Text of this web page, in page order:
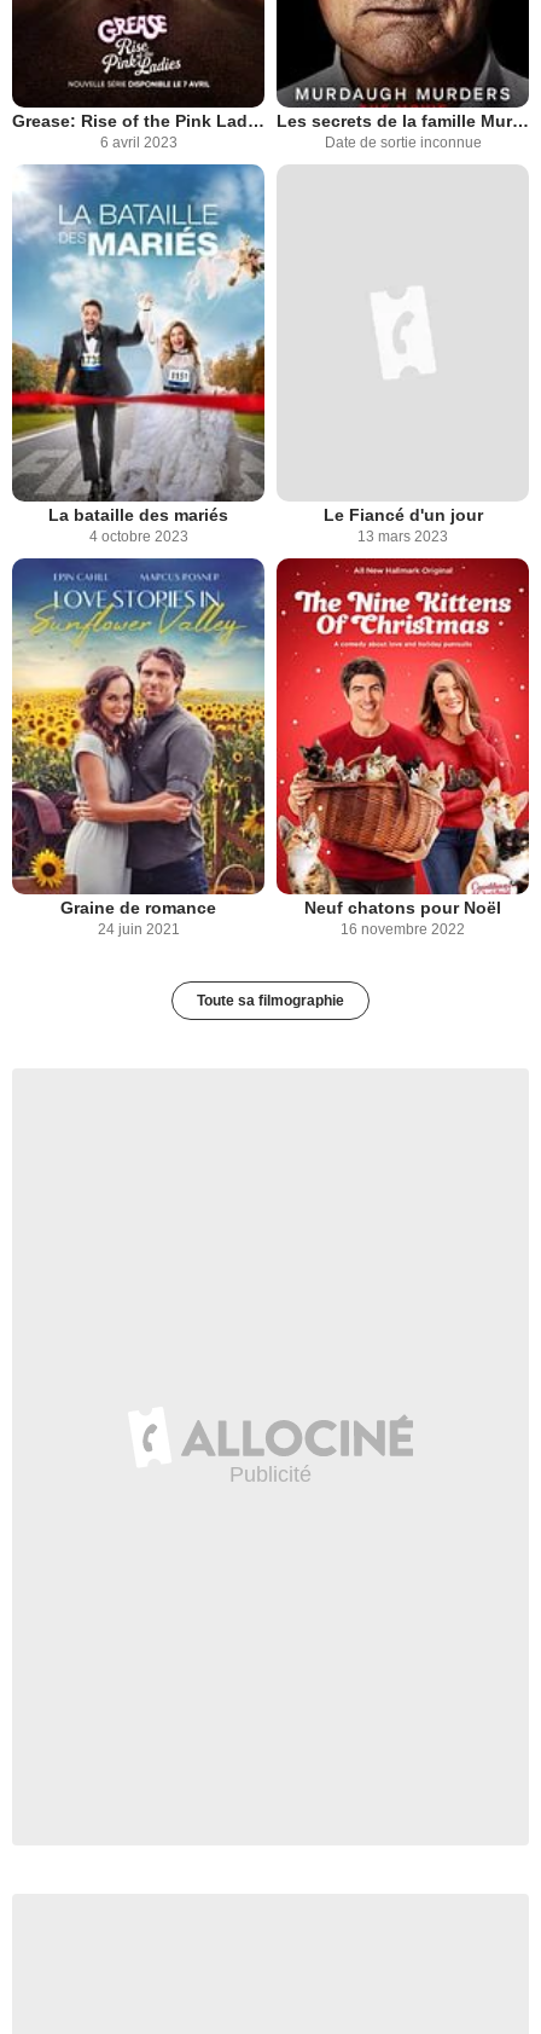
Grease: Rise of the Pink Ladies
6 avril 2023
Les secrets de la famille Murdaugh
Date de sortie inconnue
La bataille des mariés
4 octobre 2023
Le Fiancé d'un jour
13 mars 2023
Graine de romance
24 juin 2021
Neuf chatons pour Noël
16 novembre 2022
Toute sa filmographie